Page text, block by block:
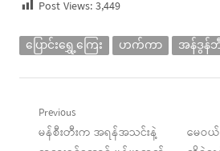
Post Views:3,449
ပြောင်းရွှေ့ကြေး ဟက်ကာ အန်ဒွန်
Post
navigation
Previous
Previous
မန်စီးတီးက အရန်အသင်းနဲ့
Next
မေဝ